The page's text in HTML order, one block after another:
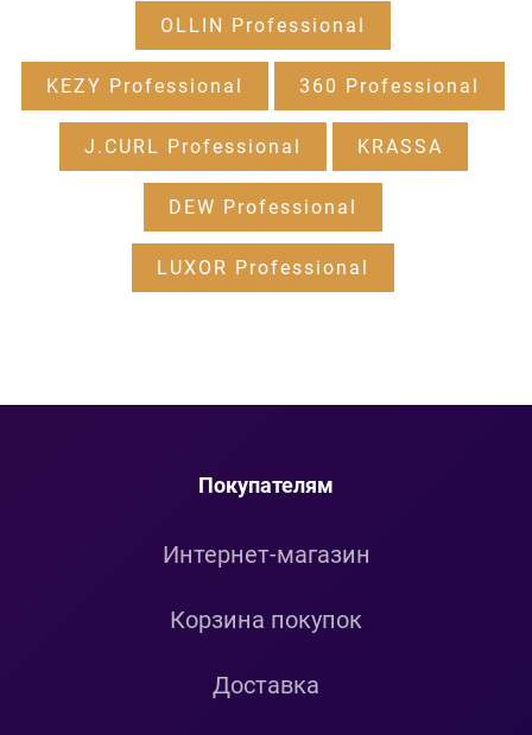
OLLIN Professional
KEZY Professional 360 Professional
J.CURL Professional KRASSA
DEW Professional
LUXOR Professional
Покупателям
Интернет-магазин
Корзина покупок
Доставка